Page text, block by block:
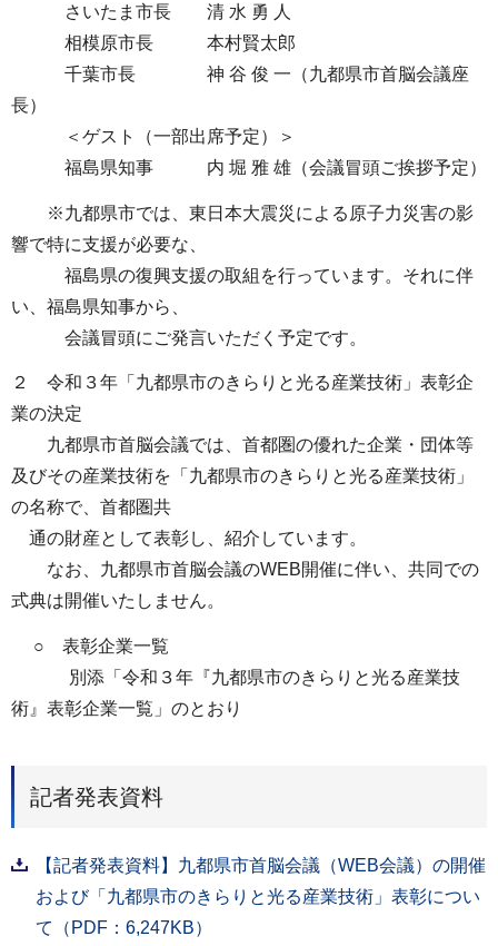
さいたま市長 清 水 勇 人
相模原市長 本村賢太郎
千葉市長 神 谷 俊 一（九都県市首脳会議座
長）
＜ゲスト（一部出席予定）＞
福島県知事 内 堀 雅 雄（会議冒頭ご挨拶予定）
※九都県市では、東日本大震災による原子力災害の影
響で特に支援が必要な、
福島県の復興支援の取組を行っています。それに伴
い、福島県知事から、
会議冒頭にご発言いただく予定です。
２ 令和３年「九都県市のきらりと光る産業技術」表彰企
業の決定
九都県市首脳会議では、首都圏の優れた企業・団体等
及びその産業技術を「九都県市のきらりと光る産業技術」
の名称で、首都圏共
通の財産として表彰し、紹介しています。
なお、九都県市首脳会議のWEB開催に伴い、共同での
式典は開催いたしません。
○ 表彰企業一覧
別添「令和３年『九都県市のきらりと光る産業技
術』表彰企業一覧」のとおり
記者発表資料
【記者発表資料】九都県市首脳会議（WEB会議）の開催
および「九都県市のきらりと光る産業技術」表彰につい
て（PDF：6,247KB）